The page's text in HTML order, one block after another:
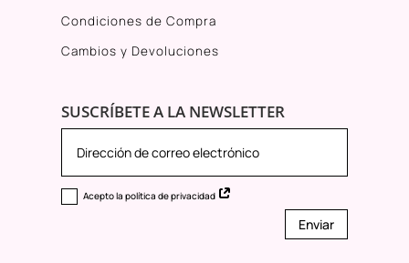
Condiciones de Compra
Cambios y Devoluciones
SUSCRÍBETE A LA NEWSLETTER
Acepto la política de privacidad
Enviar